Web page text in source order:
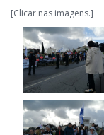
[Clicar nas imagens.]